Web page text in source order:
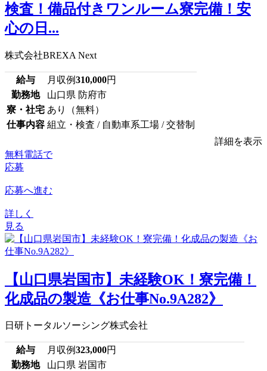
検査！備品付きワンルーム寮完備！安
心の日...
株式会社BREXA Next
給与 月収例310,000円
勤務地
山口県 防府市
寮・社宅 あり（無料）
仕事内容 組立・検査 / 自動車系工場 / 交替制
詳細を表示
無料電話で
応募
応募へ進む
詳しく
見る
【山口県岩国市】未経験OK！寮完備！
化成品の製造《お仕事No.9A282》
日研トータルソーシング株式会社
給与 月収例323,000円
勤務地
山口県 岩国市